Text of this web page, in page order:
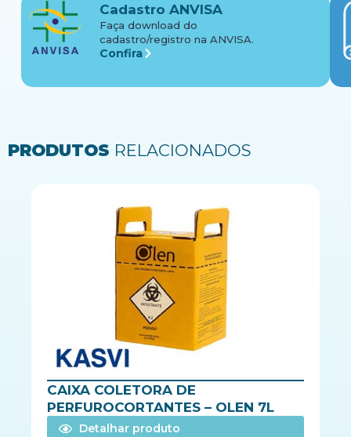
Cadastro ANVISA
Faça download do
cadastro/registro na ANVISA.
Confira
PRODUTOS RELACIONADOS
CAIXA COLETORA DE
PERFUROCORTANTES – OLEN 7L
Detalhar produto